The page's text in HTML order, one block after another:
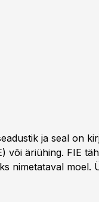
ja seal on
või äriühing. FIE
nimetataval moel.